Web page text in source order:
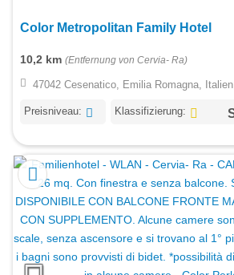
Color Metropolitan Family Hotel
10,2 km (Entfernung von Cervia- Ra)
47042 Cesenatico, Emilia Romagna, Italien
Preisniveau: Klassifizierung: